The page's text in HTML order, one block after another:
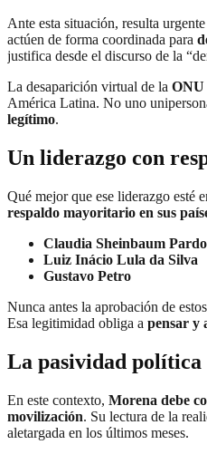
Ante esta situación, resulta
actúen de forma coordinada para
justifica desde el discurso de la
La desaparición virtual de la ONU
América Latina. No uno
legítimo.
Un liderazgo con
Qué mejor que ese liderazgo esté
respaldo mayoritario en sus
Claudia Sheinbaum Pardo
Luiz Inácio Lula da Silva
Gustavo Petro
Nunca antes la aprobación de
Esa legitimidad obliga a pensar y
La pasividad política
En este contexto, Morena debe
movilización. Su lectura de la
aletargada en los últimos meses.